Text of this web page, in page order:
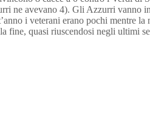
ne avevano 4). Gli Azzurri vanno
i veterani erano pochi mentre
fine, quasi riuscendosi negli ultimi